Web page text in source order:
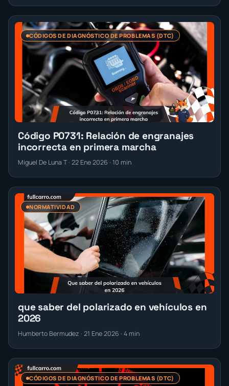
CÓDIGOS DE DIAGNÓSTICO DE PROBLEMAS (DTC)
Código P0731: Relación de engranajes
incorrecta en primera marcha
Miguel De Luna T · 22 Ene 2026 · 10 min
NORMATIVIDAD
que saber del polarizado en vehículos en
2026
Humberto Bermudez · 21 Ene 2026 · 4 min
CÓDIGOS DE DIAGNÓSTICO DE PROBLEMAS (DTC)